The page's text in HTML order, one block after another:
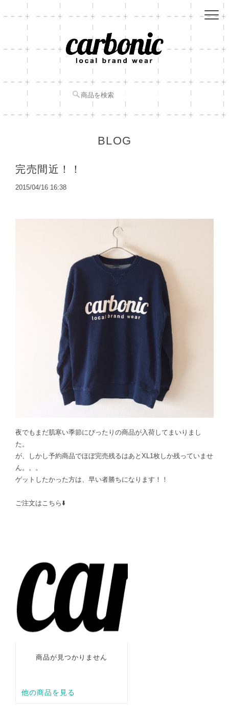
BLOG
完売間近！！
2015/04/16 16:38
夜でもまだ肌寒い季節にぴったりの商品が入荷してまいりまし
た。
が、しかし予約商品でほぼ完売残るはあとXL1枚しか残っていませ
ん。。。
ゲットしたかった方は、早い者勝ちになります！！
ご注文はこちら⬇️